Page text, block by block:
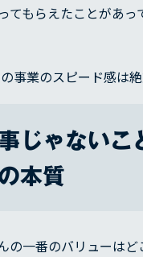
てもらえたことがあ
事業のスピード感は
じゃないこ
本質
一番のバリューはど